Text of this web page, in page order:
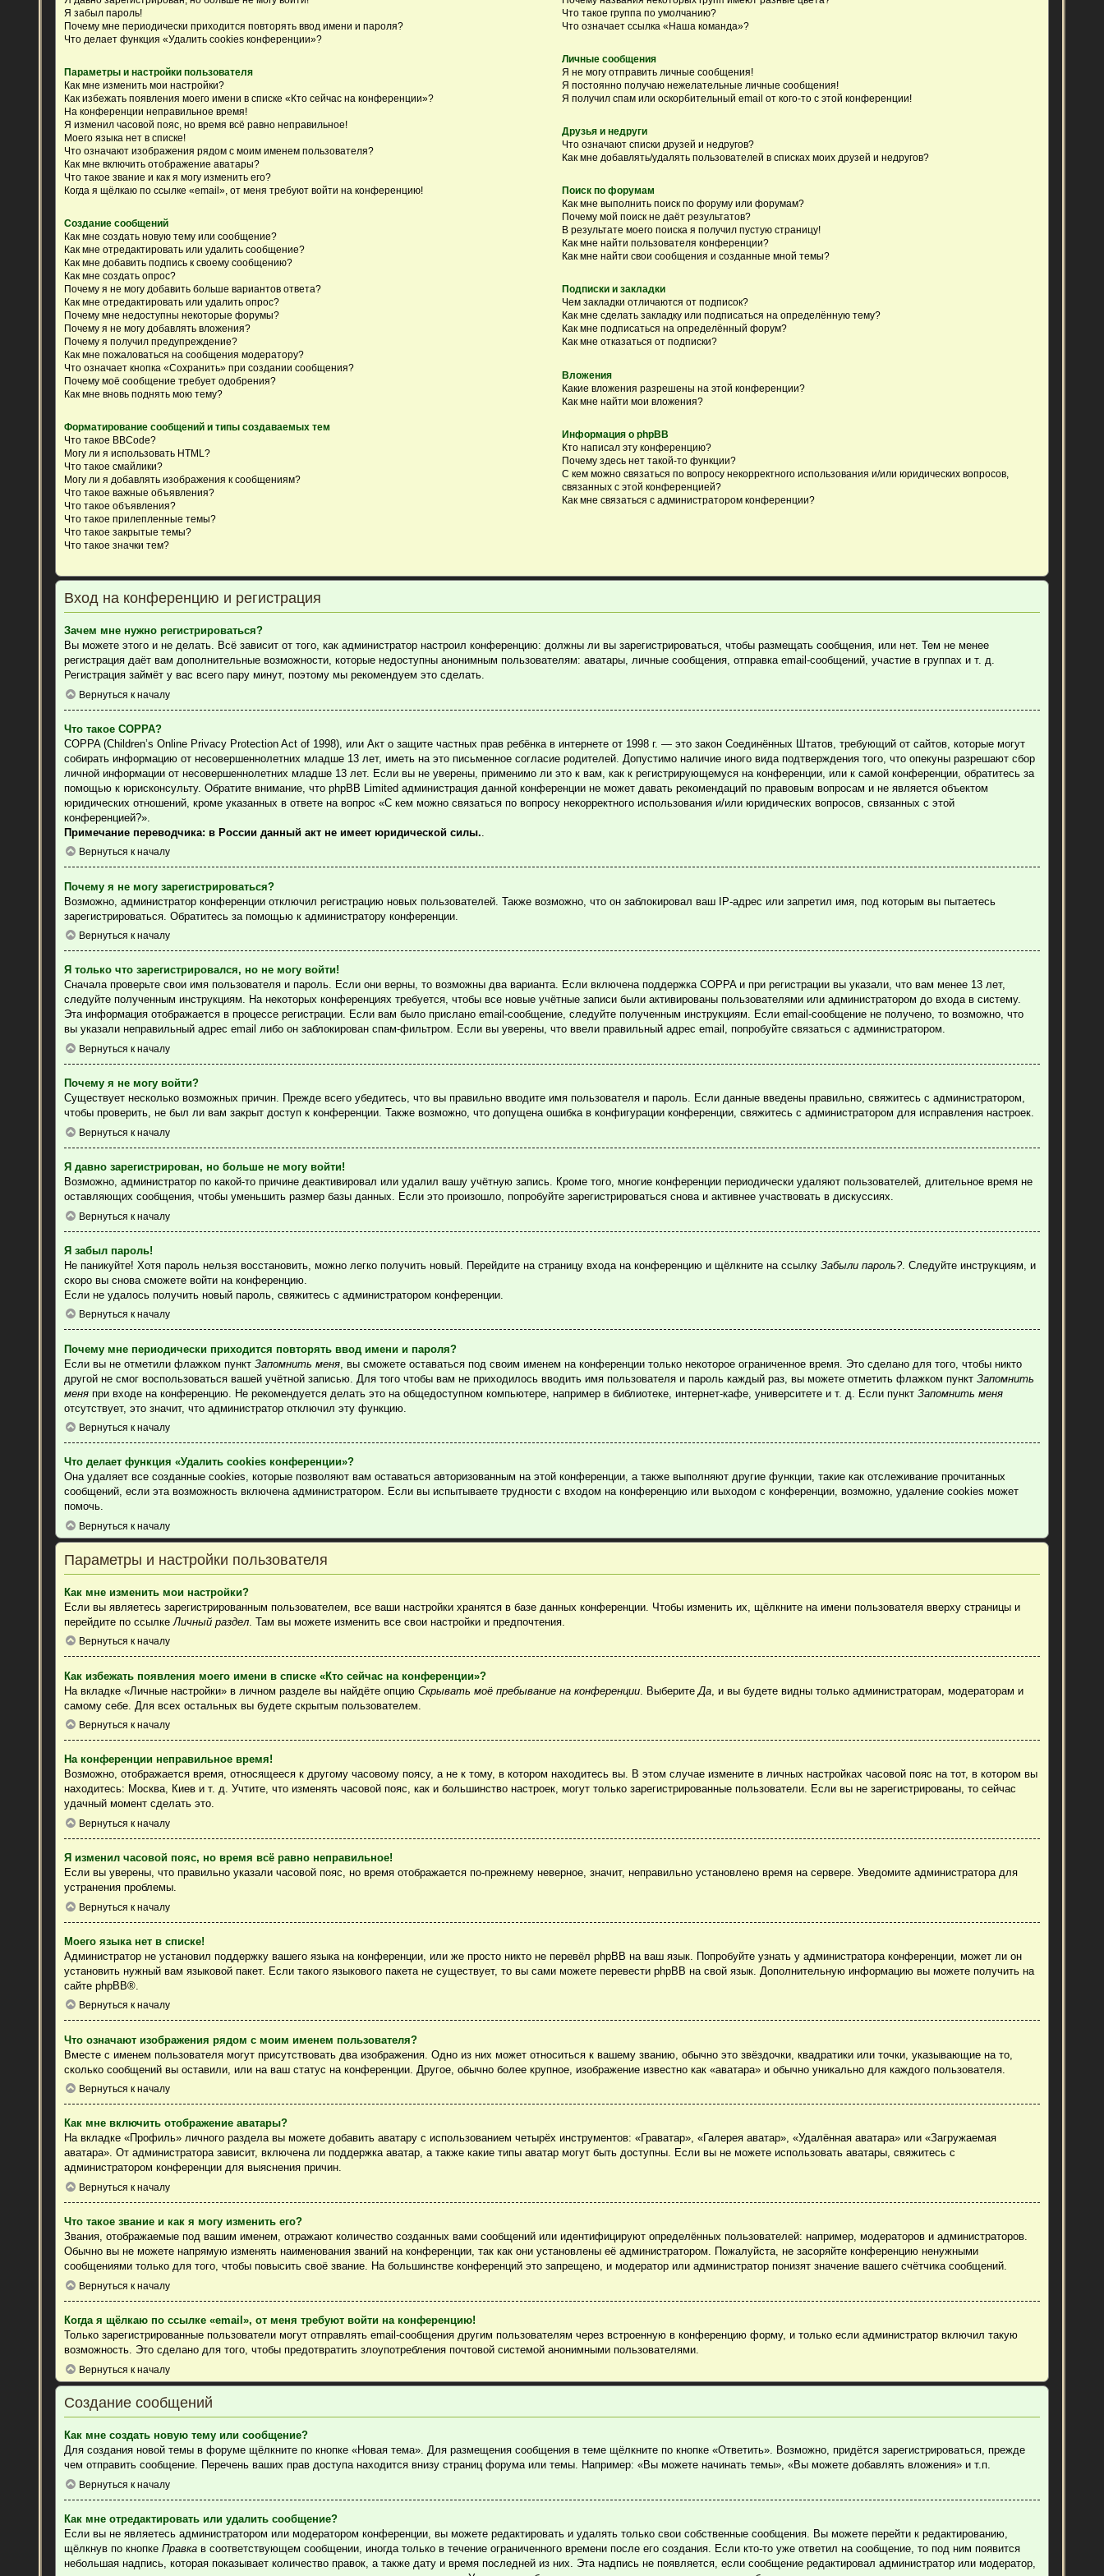
Я забыл пароль!
Почему мне периодически приходится повторять ввод имени и пароля?
Что делает функция «Удалить cookies конференции»?
Параметры и настройки пользователя
Как мне изменить мои настройки?
Как избежать появления моего имени в списке «Кто сейчас на конференции»?
На конференции неправильное время!
Я изменил часовой пояс, но время всё равно неправильное!
Моего языка нет в списке!
Что означают изображения рядом с моим именем пользователя?
Как мне включить отображение аватары?
Что такое звание и как я могу изменить его?
Когда я щёлкаю по ссылке «email», от меня требуют войти на конференцию!
Создание сообщений
Как мне создать новую тему или сообщение?
Как мне отредактировать или удалить сообщение?
Как мне добавить подпись к своему сообщению?
Как мне создать опрос?
Почему я не могу добавить больше вариантов ответа?
Как мне отредактировать или удалить опрос?
Почему мне недоступны некоторые форумы?
Почему я не могу добавлять вложения?
Почему я получил предупреждение?
Как мне пожаловаться на сообщения модератору?
Что означает кнопка «Сохранить» при создании сообщения?
Почему моё сообщение требует одобрения?
Как мне вновь поднять мою тему?
Форматирование сообщений и типы создаваемых тем
Что такое BBCode?
Могу ли я использовать HTML?
Что такое смайлики?
Могу ли я добавлять изображения к сообщениям?
Что такое важные объявления?
Что такое объявления?
Что такое прилепленные темы?
Что такое закрытые темы?
Что такое значки тем?
Что такое группа по умолчанию?
Что означает ссылка «Наша команда»?
Личные сообщения
Я не могу отправить личные сообщения!
Я постоянно получаю нежелательные личные сообщения!
Я получил спам или оскорбительный email от кого-то с этой конференции!
Друзья и недруги
Что означают списки друзей и недругов?
Как мне добавлять/удалять пользователей в списках моих друзей и недругов?
Поиск по форумам
Как мне выполнить поиск по форуму или форумам?
Почему мой поиск не даёт результатов?
В результате моего поиска я получил пустую страницу!
Как мне найти пользователя конференции?
Как мне найти свои сообщения и созданные мной темы?
Подписки и закладки
Чем закладки отличаются от подписок?
Как мне сделать закладку или подписаться на определённую тему?
Как мне подписаться на определённый форум?
Как мне отказаться от подписки?
Вложения
Какие вложения разрешены на этой конференции?
Как мне найти мои вложения?
Информация о phpBB
Кто написал эту конференцию?
Почему здесь нет такой-то функции?
С кем можно связаться по вопросу некорректного использования и/или юридических вопросов,
связанных с этой конференцией?
Как мне связаться с администратором конференции?
Вход на конференцию и регистрация
Зачем мне нужно регистрироваться?
Вы можете этого и не делать. Всё зависит от того, как администратор настроил конференцию: должны ли вы зарегистрироваться, чтобы размещать сообщения, или нет. Тем не менее
регистрация даёт вам дополнительные возможности, которые недоступны анонимным пользователям: аватары, личные сообщения, отправка email-сообщений, участие в группах и т. д.
Регистрация займёт у вас всего пару минут, поэтому мы рекомендуем это сделать.
Вернуться к началу
Что такое COPPA?
COPPA (Children’s Online Privacy Protection Act of 1998), или Акт о защите частных прав ребёнка в интернете от 1998 г. — это закон Соединённых Штатов, требующий от сайтов, которые могут
собирать информацию от несовершеннолетних младше 13 лет, иметь на это письменное согласие родителей. Допустимо наличие иного вида подтверждения того, что опекуны разрешают сбор
личной информации от несовершеннолетних младше 13 лет. Если вы не уверены, применимо ли это к вам, как к регистрирующемуся на конференции, или к самой конференции, обратитесь за
помощью к юрисконсульту. Обратите внимание, что phpBB Limited администрация данной конференции не может давать рекомендаций по правовым вопросам и не является объектом
юридических отношений, кроме указанных в ответе на вопрос «С кем можно связаться по вопросу некорректного использования и/или юридических вопросов, связанных с этой
конференцией?».
Примечание переводчика: в России данный акт не имеет юридической силы.
Вернуться к началу
Почему я не могу зарегистрироваться?
Возможно, администратор конференции отключил регистрацию новых пользователей. Также возможно, что он заблокировал ваш IP-адрес или запретил имя, под которым вы пытаетесь
зарегистрироваться. Обратитесь за помощью к администратору конференции.
Вернуться к началу
Я только что зарегистрировался, но не могу войти!
Сначала проверьте свои имя пользователя и пароль. Если они верны, то возможны два варианта. Если включена поддержка COPPA и при регистрации вы указали, что вам менее 13 лет,
следуйте полученным инструкциям. На некоторых конференциях требуется, чтобы все новые учётные записи были активированы пользователями или администратором до входа в систему.
Эта информация отображается в процессе регистрации. Если вам было прислано email-сообщение, следуйте полученным инструкциям. Если email-сообщение не получено, то возможно, что
вы указали неправильный адрес email либо он заблокирован спам-фильтром. Если вы уверены, что ввели правильный адрес email, попробуйте связаться с администратором.
Вернуться к началу
Почему я не могу войти?
Существует несколько возможных причин. Прежде всего убедитесь, что вы правильно вводите имя пользователя и пароль. Если данные введены правильно, свяжитесь с администратором,
чтобы проверить, не был ли вам закрыт доступ к конференции. Также возможно, что допущена ошибка в конфигурации конференции, свяжитесь с администратором для исправления настроек.
Вернуться к началу
Я давно зарегистрирован, но больше не могу войти!
Возможно, администратор по какой-то причине деактивировал или удалил вашу учётную запись. Кроме того, многие конференции периодически удаляют пользователей, длительное время не
оставляющих сообщения, чтобы уменьшить размер базы данных. Если это произошло, попробуйте зарегистрироваться снова и активнее участвовать в дискуссиях.
Вернуться к началу
Я забыл пароль!
Не паникуйте! Хотя пароль нельзя восстановить, можно легко получить новый. Перейдите на страницу входа на конференцию и щёлкните на ссылкуЗабыли пароль?. Следуйте инструкциям, и
скоро вы снова сможете войти на конференцию.
Если не удалось получить новый пароль, свяжитесь с администратором конференции.
Вернуться к началу
Почему мне периодически приходится повторять ввод имени и пароля?
Если вы не отметили флажком пунктЗапомнить меня , вы сможете оставаться под своим именем на конференции только некоторое ограниченное время. Это сделано для того, чтобы никто
другой не смог воспользоваться вашей учётной записью. Для того чтобы вам не приходилось вводить имя пользователя и пароль каждый раз, вы можете отметить флажком пунктЗапомнить
меня при входе на конференцию. Не рекомендуется делать это на общедоступном компьютере, например в библиотеке, интернет-кафе, университете и т. д. Если пунктЗапомнить меня
отсутствует, это значит, что администратор отключил эту функцию.
Вернуться к началу
Что делает функция «Удалить cookies конференции»?
Она удаляет все созданные cookies, которые позволяют вам оставаться авторизованным на этой конференции, а также выполняют другие функции, такие как отслеживание прочитанных
сообщений, если эта возможность включена администратором. Если вы испытываете трудности с входом на конференцию или выходом с конференции, возможно, удаление cookies может
помочь.
Вернуться к началу
Параметры и настройки пользователя
Как мне изменить мои настройки?
Если вы являетесь зарегистрированным пользователем, все ваши настройки хранятся в базе данных конференции. Чтобы изменить их, щёлкните на имени пользователя вверху страницы и
перейдите по ссылкеЛичный раздел . Там вы можете изменить все свои настройки и предпочтения.
Вернуться к началу
Как избежать появления моего имени в списке «Кто сейчас на конференции»?
На вкладке «Личные настройки» в личном разделе вы найдёте опциюСкрывать моё пребывание на конференции . ВыберитеДа , и вы будете видны только администраторам, модераторам и
самому себе. Для всех остальных вы будете скрытым пользователем.
Вернуться к началу
На конференции неправильное время!
Возможно, отображается время, относящееся к другому часовому поясу, а не к тому, в котором находитесь вы. В этом случае измените в личных настройках часовой пояс на тот, в котором вы
находитесь: Москва, Киев и т. д. Учтите, что изменять часовой пояс, как и большинство настроек, могут только зарегистрированные пользователи. Если вы не зарегистрированы, то сейчас
удачный момент сделать это.
Вернуться к началу
Я изменил часовой пояс, но время всё равно неправильное!
Если вы уверены, что правильно указали часовой пояс, но время отображается по-прежнему неверное, значит, неправильно установлено время на сервере. Уведомите администратора для
устранения проблемы.
Вернуться к началу
Моего языка нет в списке!
Администратор не установил поддержку вашего языка на конференции, или же просто никто не перевёл phpBB на ваш язык. Попробуйте узнать у администратора конференции, может ли он
установить нужный вам языковой пакет. Если такого языкового пакета не существует, то вы сами можете перевести phpBB на свой язык. Дополнительную информацию вы можете получить на
сайтеphpBB®.
Вернуться к началу
Что означают изображения рядом с моим именем пользователя?
Вместе с именем пользователя могут присутствовать два изображения. Одно из них может относиться к вашему званию, обычно это звёздочки, квадратики или точки, указывающие на то,
сколько сообщений вы оставили, или на ваш статус на конференции. Другое, обычно более крупное, изображение известно как «аватара» и обычно уникально для каждого пользователя.
Вернуться к началу
Как мне включить отображение аватары?
На вкладке «Профиль» личного раздела вы можете добавить аватару с использованием четырёх инструментов: «Граватар», «Галерея аватар», «Удалённая аватара» или «Загружаемая
аватара». От администратора зависит, включена ли поддержка аватар, а также какие типы аватар могут быть доступны. Если вы не можете использовать аватары, свяжитесь с
администратором конференции для выяснения причин.
Вернуться к началу
Что такое звание и как я могу изменить его?
Звания, отображаемые под вашим именем, отражают количество созданных вами сообщений или идентифицируют определённых пользователей: например, модераторов и администраторов.
Обычно вы не можете напрямую изменять наименования званий на конференции, так как они установлены её администратором. Пожалуйста, не засоряйте конференцию ненужными
сообщениями только для того, чтобы повысить своё звание. На большинстве конференций это запрещено, и модератор или администратор понизят значение вашего счётчика сообщений.
Вернуться к началу
Когда я щёлкаю по ссылке «email», от меня требуют войти на конференцию!
Только зарегистрированные пользователи могут отправлять email-сообщения другим пользователям через встроенную в конференцию форму, и только если администратор включил такую
возможность. Это сделано для того, чтобы предотвратить злоупотребления почтовой системой анонимными пользователями.
Вернуться к началу
Создание сообщений
Как мне создать новую тему или сообщение?
Для создания новой темы в форуме щёлкните по кнопке «Новая тема». Для размещения сообщения в теме щёлкните по кнопке «Ответить». Возможно, придётся зарегистрироваться, прежде
чем отправить сообщение. Перечень ваших прав доступа находится внизу страниц форума или темы. Например: «Вы можете начинать темы», «Вы можете добавлять вложения» и т.п.
Вернуться к началу
Как мне отредактировать или удалить сообщение?
Если вы не являетесь администратором или модератором конференции, вы можете редактировать и удалять только свои собственные сообщения. Вы можете перейти к редактированию,
щёлкнув по кнопкеПравка в соответствующем сообщении, иногда только в течение ограниченного времени после его создания. Если кто-то уже ответил на сообщение, то под ним появится
небольшая надпись, которая показывает количество правок, а также дату и время последней из них. Эта надпись не появляется, если сообщение редактировал администратор или модератор,